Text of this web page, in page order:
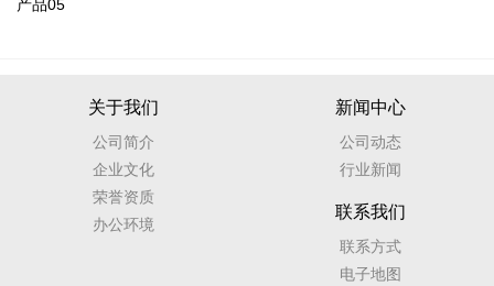
产品05
关于我们
公司简介
企业文化
荣誉资质
办公环境
新闻中心
公司动态
行业新闻
联系我们
联系方式
电子地图